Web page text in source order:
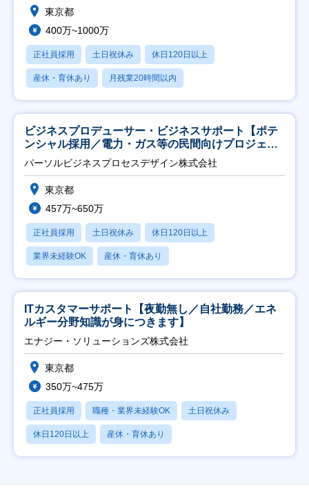
東京都
400万~1000万
正社員採用 土日祝休み 休日120日以上
産休・育休あり 月残業20時間以内
ビジネスプロデューサー・ビジネスサポート【ポテ
ンシャル採用／電力・ガス等の民間向けプロジェク
ト推進】
パーソルビジネスプロセスデザイン株式会社
東京都
457万~650万
正社員採用 土日祝休み 休日120日以上
業界未経験OK 産休・育休あり
ITカスタマーサポート【夜勤無し／自社勤務／エネ
ルギー分野知識が身につきます】
エナジー・ソリューションズ株式会社
東京都
350万~475万
正社員採用 職種・業界未経験OK 土日祝休み
休日120日以上 産休・育休あり